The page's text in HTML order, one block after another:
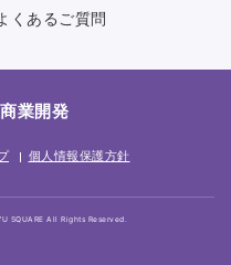
くあるご質問
業開発
個人情報保護方針
SQUARE All Rights Reserved.